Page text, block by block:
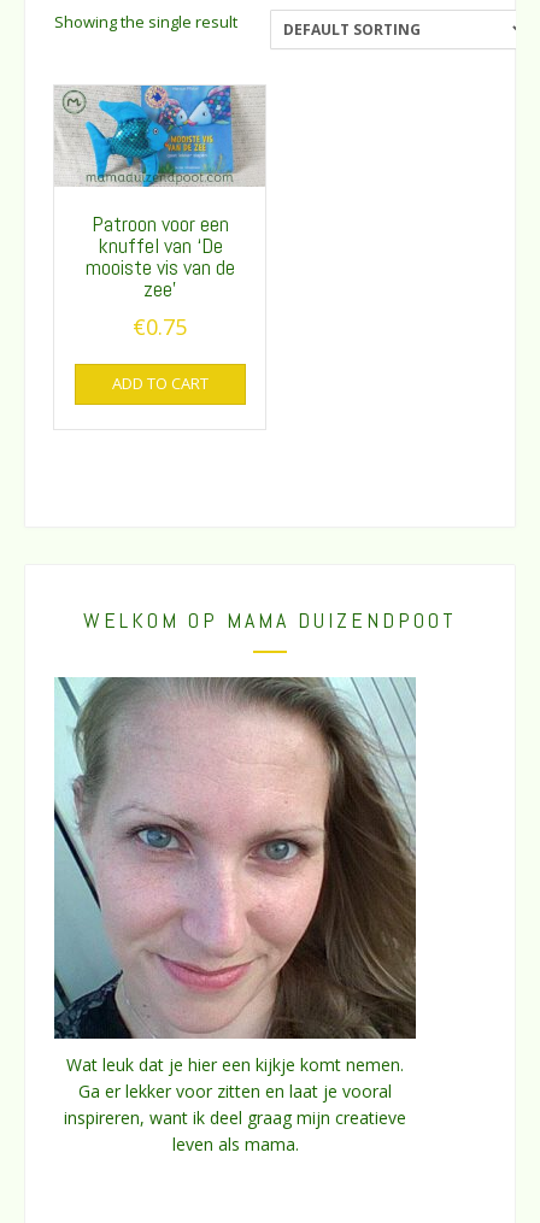
Showing the single result
Patroon voor een
knuffel van ‘De
mooiste vis van de
zee’
€0.75
ADD TO CART
WELKOM OP MAMA DUIZENDPOOT
Wat leuk dat je hier een kijkje komt nemen.
Ga er lekker voor zitten en laat je vooral
inspireren, want ik deel graag mijn creatieve
leven als mama.